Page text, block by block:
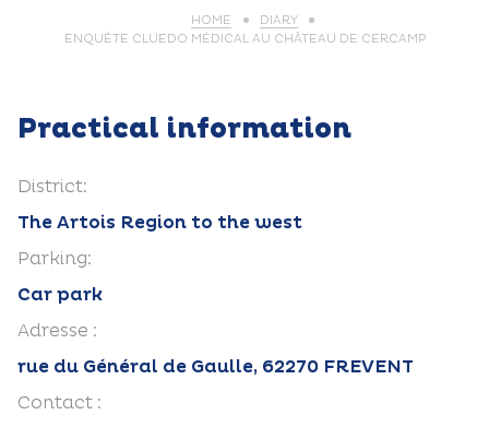
HOME
DIARY
ENQUÊTE CLUEDO MÉDICAL AU CHÂTEAU DE CERCAMP
Practical information
District:
The Artois Region to the west
Parking:
Car park
Adresse :
rue du Général de Gaulle, 62270 FREVENT
Contact :